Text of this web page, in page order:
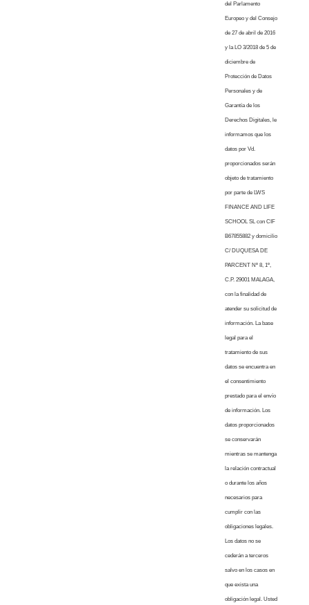
del Parlamento
Europeo y del Consejo
de 27 de abril de 2016
y la LO 3/2018 de 5 de
diciembre de
Protección de Datos
Personales y de
Garantía de los
Derechos Digitales, le
informamos que los
datos por Vd.
proporcionados serán
objeto de tratamiento
por parte de LWS
FINANCE AND LIFE
SCHOOL SL con CIF
B67855882 y domicilio
C/ DUQUESA DE
PARCENT Nº 8, 1º,
C.P. 29001 MALAGA,
con la finalidad de
atender su solicitud de
información. La base
legal para el
tratamiento de sus
datos se encuentra en
el consentimiento
prestado para el envío
de información. Los
datos proporcionados
se conservarán
mientras se mantenga
la relación contractual
o durante los años
necesarios para
cumplir con las
obligaciones legales.
Los datos no se
cederán a terceros
salvo en los casos en
que exista una
obligación legal. Usted